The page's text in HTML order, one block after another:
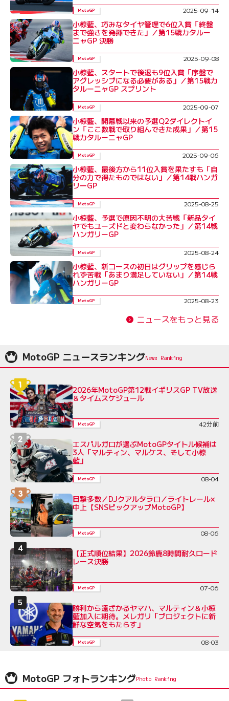
MotoGP 2025-09-14
小椋藍、巧みなタイヤ管理で6位入賞「終盤
まで強さを発揮できた」／第15戦カタルー
ニャGP 決勝
MotoGP 2025-09-08
小椋藍、スタートで後退も9位入賞「序盤で
アグレッシブになる必要がある」／第15戦カ
タルーニャGP スプリント
MotoGP 2025-09-07
小椋藍、開幕戦以来の予選Q2ダイレクトイ
ン「ここ数戦で取り組んできた成果」／第15
戦カタルーニャGP
MotoGP 2025-09-06
小椋藍、最後方から11位入賞を果たすも「自
分の力で得たものではない」／第14戦ハンガ
リーGP
MotoGP 2025-08-25
小椋藍、予選で原因不明の大苦戦「新品タイ
ヤでもユーズドと変わらなかった」／第14戦
ハンガリーGP
MotoGP 2025-08-24
小椋藍、新コースの初日はグリップを感じら
れず苦戦「あまり満足していない」／第14戦
ハンガリーGP
MotoGP 2025-08-23
ニュースをもっと見る
MotoGP ニュースランキング
2026年MotoGP第12戦イギリスGP TV放送
＆タイムスケジュール
MotoGP 42分前
エスパルガロが選ぶMotoGPタイトル候補は
3人「マルティン、マルケス、そして小椋
藍」
MotoGP 08-04
目撃多数／DJクアルタラロ／ライトレール×
中上【SNSピックアップMotoGP】
MotoGP 08-06
【正式順位結果】2026鈴鹿8時間耐久ロード
レース決勝
MotoGP 07-06
勝利から遠ざかるヤマハ、マルティン＆小椋
藍加入に期待。メレガリ「プロジェクトに新
鮮な空気をもたらす」
MotoGP 08-03
MotoGP フォトランキング